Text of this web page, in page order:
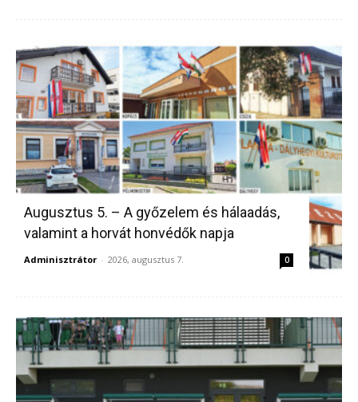
Augusztus 5. – A győzelem és hálaadás,
valamint a horvát honvédők napja
Adminisztrátor - 2026, augusztus 7. 0